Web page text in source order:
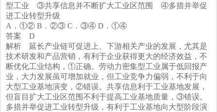
型工业 ③共享信息并不断扩大工业区范围 ④多措并举促
进工业转型升级
A．①② B．②③ C．③④ D．①④
答案 D
解析 延长产业链可促进上、下游相关产业的发展，尤其是
技术研发和产品营销，有利于企业获得更大的经济效益，不
断优化工业结构，①正确。劳动力密集型工业属于低回报产
业，大力发展虽可增加就业，但工业竞争力偏弱，不利于向
大型工业基地演变，②错误。共享信息利于工业基地发展，
但盲目扩大工业区范围不利于提高工业基地质量，③错误。
多措并举促进工业转型升级，有利于工业基地向大型阶段演